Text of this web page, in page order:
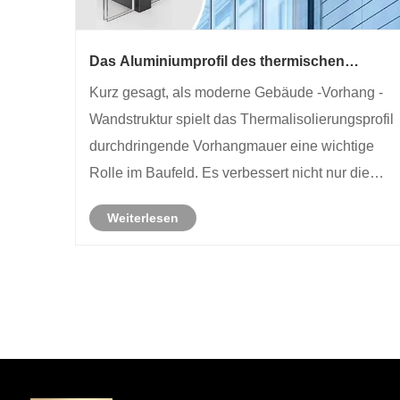
Das Aluminiumprofil des thermischen
Kurz gesagt, als moderne Gebäude -Vorhang -
Wandstruktur spielt das Thermalisolierungsprofil
durchdringende Vorhangmauer eine wichtige
Rolle im Baufeld. Es verbessert nicht nur die
sondern bietet auch eine starke Unterstützung
Weiterlesen